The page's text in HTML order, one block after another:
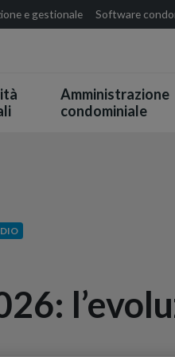
e gestionale Software
Amministrazione
condominiale